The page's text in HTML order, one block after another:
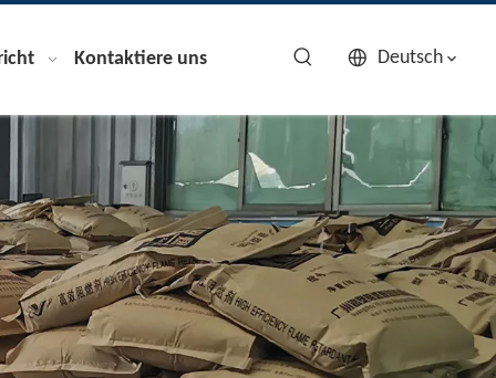
Kontaktiere uns Deutsch